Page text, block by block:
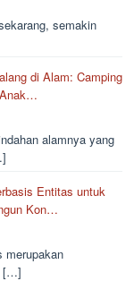
semakin
di Alam: Camping
alamnya yang
Entitas untuk
Kon…
merupakan
[…]